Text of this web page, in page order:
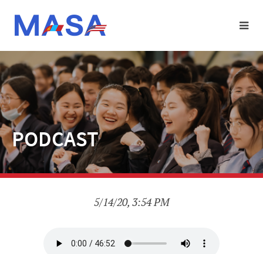
PODCAST
5/14/20, 3:54 PM